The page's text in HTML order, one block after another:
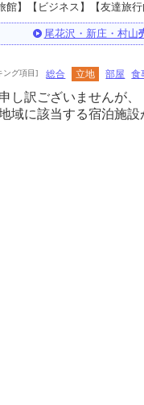
館】【ビジネス】【友達旅
尾花沢・新庄・村山
ング項目] 総合 立地 部屋 食
し訳ございませんが、
域に該当する宿泊施